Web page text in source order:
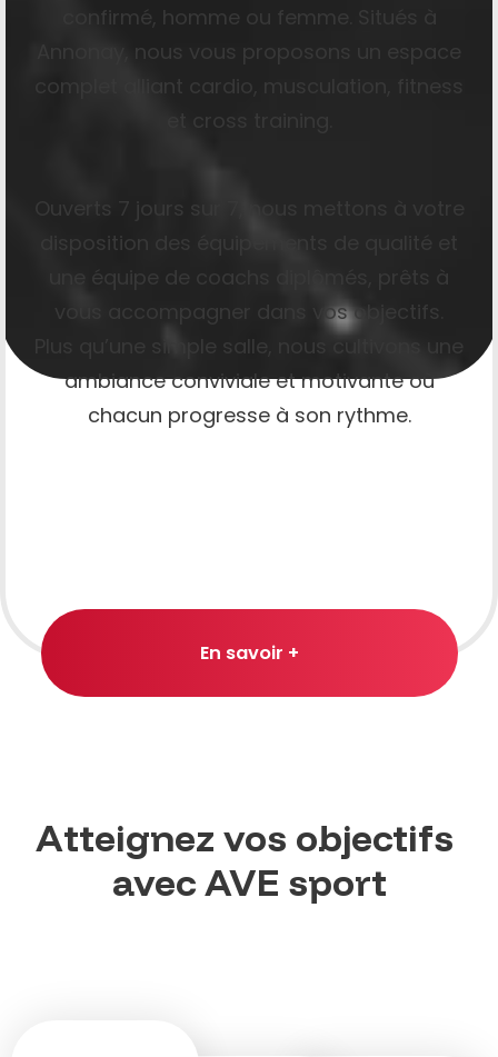
confirmé, homme ou femme. Situés à
Annonay, nous vous proposons un espace
complet alliant cardio, musculation, fitness
et cross training.
Ouverts 7 jours sur 7, nous mettons à votre
disposition des équipements de qualité et
une équipe de coachs diplômés, prêts à
vous accompagner dans vos objectifs.
Plus qu’une simple salle, nous cultivons une
ambiance conviviale et motivante où
chacun progresse à son rythme.
En savoir +
Atteignez vos objectifs
avec AVE sport